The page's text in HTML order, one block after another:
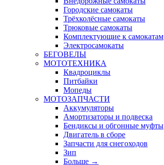
Городские самокаты
Трёхколёсные самокаты
Трюковые самокаты
Комплектующие к самокатам
Электросамокаты
БЕГОВЕЛЫ
МОТОТЕХНИКА
Квадроциклы
Питбайки
Мопеды
МОТОЗАПЧАСТИ
Аккумуляторы
Амортизаторы и подвеска
Бендиксы и обгонные муфты
Двигатель в сборе
Запчасти для снегоходов
Зип
Больше →